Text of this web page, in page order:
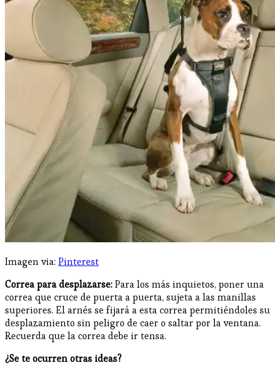
Imagen via: Pinterest
Correa para desplazarse:Para los más inquietos, poner una
correa que cruce de puerta a puerta, sujeta a las manillas
superiores. El arnés se fijará a esta correa permitiéndoles su
desplazamiento sin peligro de caer o saltar por la ventana.
Recuerda que la correa debe ir tensa.
¿Se te ocurren otras ideas?